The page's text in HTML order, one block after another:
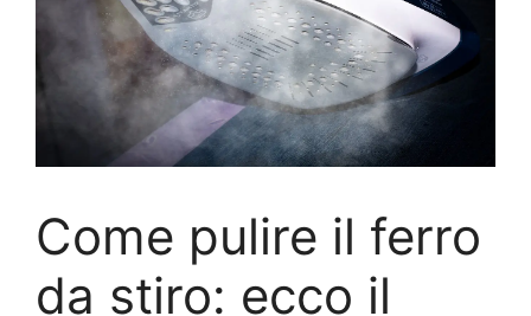
Come pulire il ferro
da stiro: ecco il